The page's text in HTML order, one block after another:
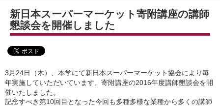
新日本スーパーマーケット寄附講座の講師
懇談会を開催しました
3月24日（木）、本学にて新日本スーパーマーケット協会により毎
年実施していただいています、寄附講座の2016年度講師懇談会を開
催いたしました。
記念すべき第10回目となった今回も多種多様な業種から多くの講師